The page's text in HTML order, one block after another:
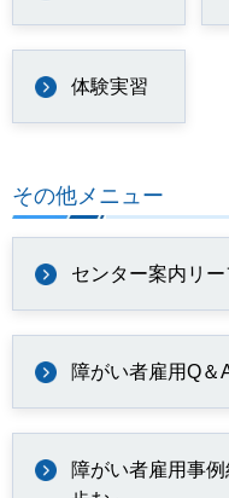
体験実習
その他メニュー
センター案内リー
障がい者雇用Q＆
障がい者雇用事